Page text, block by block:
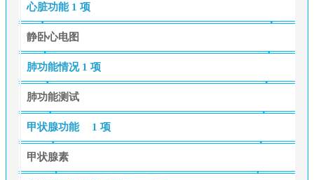
心脏功能 1 项
静卧心电图
肺功能情况 1 项
肺功能测试
甲状腺功能 1 项
甲状腺素